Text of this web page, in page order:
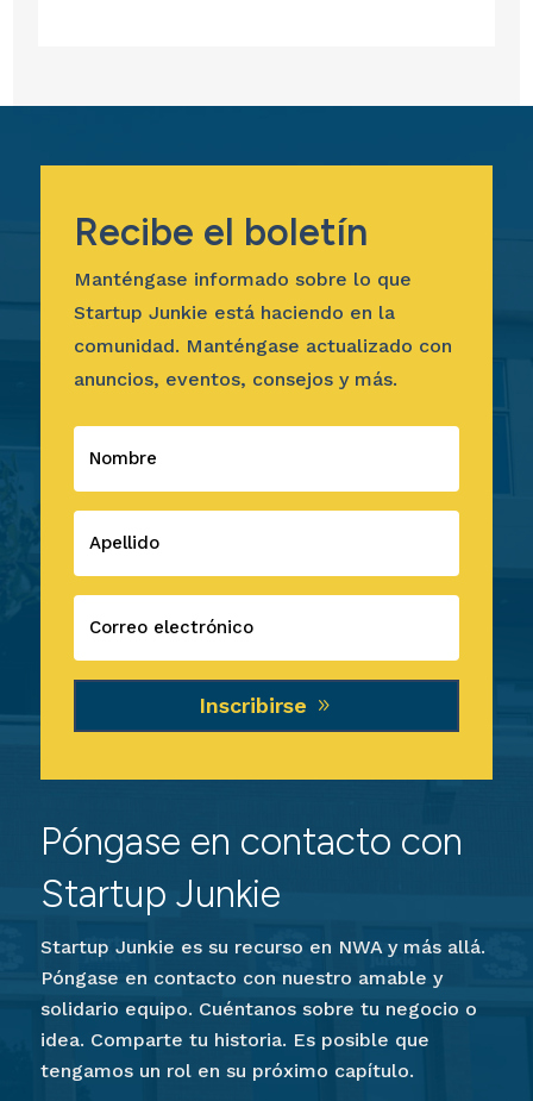
Recibe el boletín
Manténgase informado sobre lo que
Startup Junkie está haciendo en la
comunidad. Manténgase actualizado con
anuncios, eventos, consejos y más.
Inscribirse
Póngase en contacto con
Startup Junkie
Startup Junkie es su recurso en NWA y más allá.
Póngase en contacto con nuestro amable y
solidario equipo. Cuéntanos sobre tu negocio o
idea. Comparte tu historia. Es posible que
tengamos un rol en su próximo capítulo.